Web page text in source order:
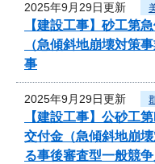
2025年9月29日更新
【建設工事】砂工第
（急傾斜地崩壊対策
事
2025年9月29日更新
【建設工事】公砂工
交付金（急傾斜地崩
る事後審査型一般競